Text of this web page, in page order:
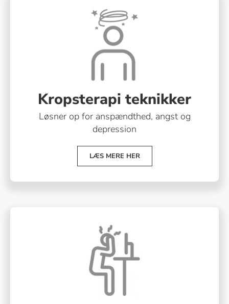
Kropsterapi teknikker
Løsner op for anspændthed, angst og
depression
LÆS MERE HER